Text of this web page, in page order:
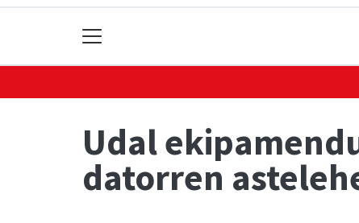
Udal
datorren